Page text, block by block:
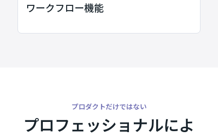
ワークフロー機能
プロダクトだけではない
プロフェッショナルによ